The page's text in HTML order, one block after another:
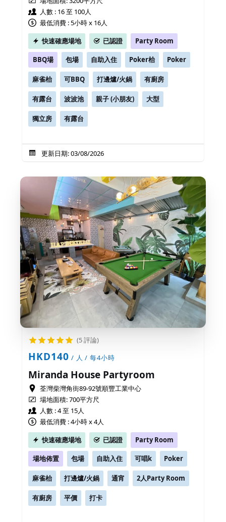
人數 : 16 至 100人
最低消費 : 5小時 x 16人
快速確應場地
已認證 Party Room
BBQ場 包場 自助入住 Poker枱 Poker
麻雀枱 可BBQ 打邊爐/火鍋 有廚房
有露台 波波池 親子 (小朋友) 大型
獨立房 有露台
更新日期: 03/08/2026
(5 評論)
HKD140 / 人 / 每4小時
Miranda House Partyroom
荃灣柴灣角街89-92號順豐工業中心
場地面積:700平方尺
人數 : 4 至 15人
最低消費 : 4小時 x 4人
快速確應場地
已認證 Party Room
場地佈置 包場 自助入住 可唱k Poker
麻雀枱 打邊爐/火鍋 通宵 2人Party Room
有廚房 平價 打卡